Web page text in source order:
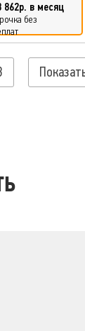
862р. в месяц
без